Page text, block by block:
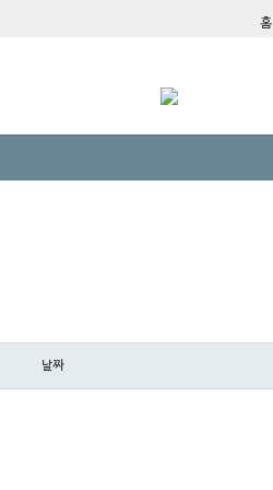
홈
날짜